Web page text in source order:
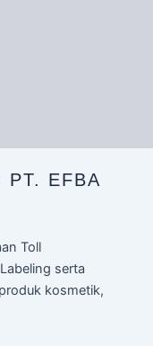
PT. EFBA
Toll
serta
kosmetik,